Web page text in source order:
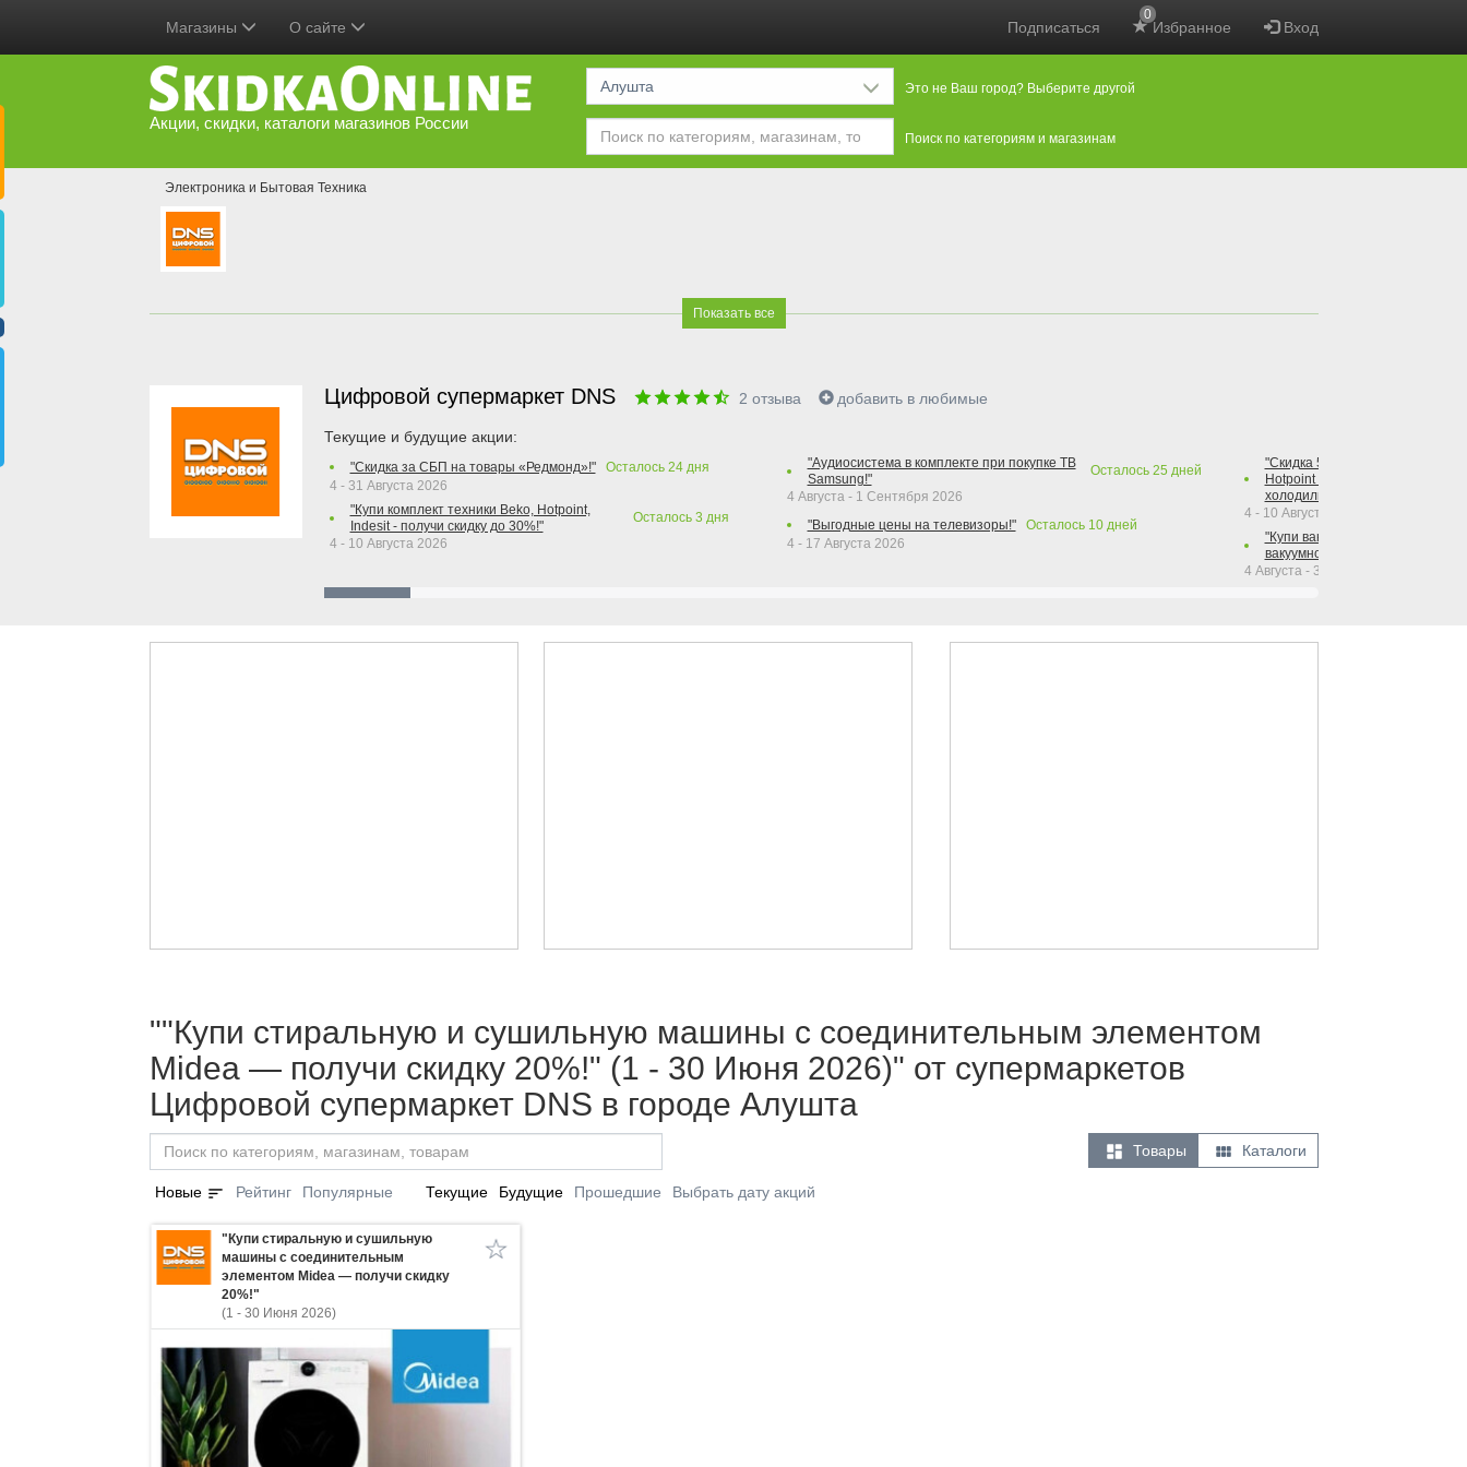
Подписаться Избранное
0
Вход
Магазины О сайте
Акции, скидки, каталоги магазинов России
Алушта Это не Ваш город? Выберите другой
Поиск по категориям и магазинам
Электроника и Бытовая Техника
Показать все
Цифровой супермаркет DNS 2 отзыва добавить в любимые
Текущие и будущие акции:
"Скидка за СБП на товары «Редмонд»!" Осталось 24дня
4 - 31 Августа 2026
"Купи комплект техники Beko, Hotpoint,
Indesit - получи скидку до 30%!"
Осталось 3 дня
4 - 10 Августа 2026
"Аудиосистема в комплекте при покупке ТВ
Samsung!"
Осталось 25 дней
4 Августа - 1 Сентября 2026
"Выгодные цены на телевизоры!"
Осталось 10дней
4 - 17 Августа 2026
"Скидка 50% на варочную
Hotpoint при покупке духового
холодильника Hotpoint!"
4 - 10 Августа 2026
"Купи вакуумный упаковщик +
вакуумного упаковщика =
4 Августа - 30 Сентября 2026
""Купи стиральную и сушильную машины с соединительным элементом
Midea — получи скидку 20%!" (1 - 30 Июня 2026)" от супермаркетов
Цифровой супермаркет DNS в городе Алушта
 Товары  Каталоги
Новые sort Рейтинг Популярные Текущие Будущие Прошедшие Выбрать дату акций
"Купи стиральную и сушильную
машины с соединительным
элементом Midea — получи скидку
20%!"
(1 - 30 Июня 2026)